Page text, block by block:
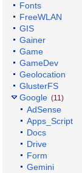
Fonts
FreeWLAN
GIS
Gainer
Game
GameDev
Geolocation
GlusterFS
Google (11)
AdSense
Apps_Script
Docs
Drive
Form
Gemini